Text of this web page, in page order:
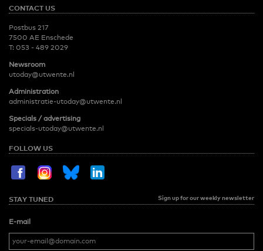
CONTACT US
Postbus 217
7500 AE Enschede
T: 053 - 489 2029
Newsroom
utoday@utwente.nl
Administration
administratie-utoday@utwente.nl
Specials / advertising
specials-utoday@utwente.nl
FOLLOW US
STAY TUNED Sign up for our weekly newsletter
E-mail